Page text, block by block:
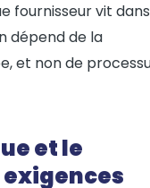
fournisseur vit dans
dépend de la
et non de
et le